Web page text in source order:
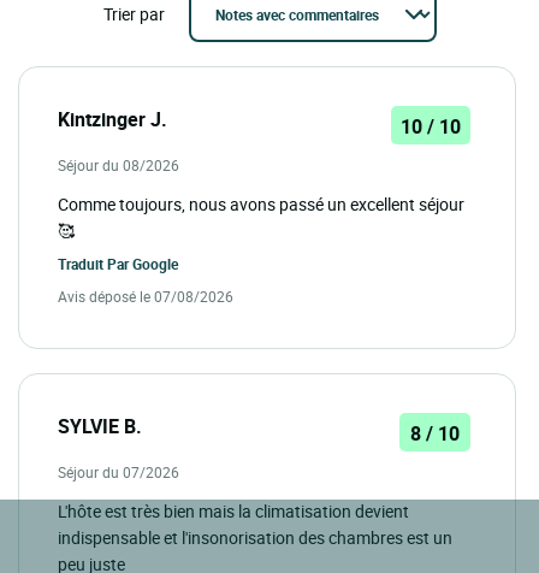
Trier par
Kintzinger J. 10 / 10
Séjour du 08/2026
Comme toujours, nous avons passé un excellent séjour
🥰
Traduit ParGoogle
Avis déposé le 07/08/2026
SYLVIE B. 8 / 10
Séjour du 07/2026
L'hôte est très bien mais la climatisation devient
indispensable et l'insonorisation des chambres est un
peu juste